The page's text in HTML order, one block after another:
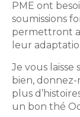
PME ont
soumissions
permettront
leur
Je vous
bien,
plus
un bon thé